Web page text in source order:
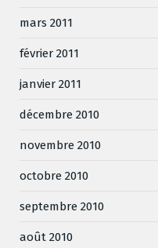
mars 2011
février 2011
janvier 2011
décembre 2010
novembre 2010
octobre 2010
septembre 2010
août 2010